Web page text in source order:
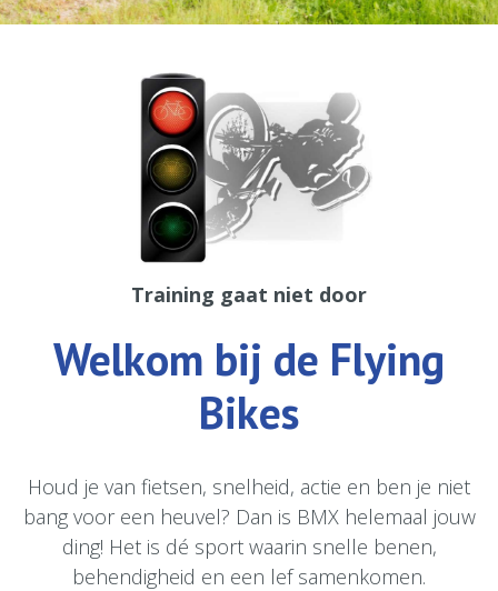
Training gaat niet door
Welkom bij de Flying
Bikes
Houd je van fietsen, snelheid, actie en ben je niet
bang voor een heuvel? Dan is BMX helemaal jouw
ding! Het is dé sport waarin snelle benen,
behendigheid en een lef samenkomen.